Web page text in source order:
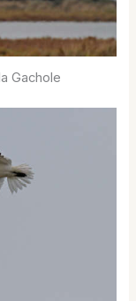
Gachole